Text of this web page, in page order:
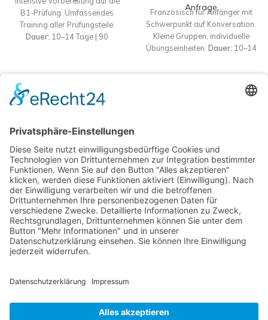
B1-Prüfung. Umfassendes
Training aller Prüfungsteile.
Dauer: 10–14 Tage | 90
Apartments imMziuri Gardens
Anfrage
Französisch für Anfänger mit
Schwerpunkt auf Konversation.
Kleine Gruppen, individuelle
Übungseinheiten. Dauer: 10–14
Unterkunft:Inklusive in 5★
Mziuri Gardens
Lernen Sie Sprachen einfach und effektiv im sonnigen Batumi!
Nina Franke Management International
Forsthausstraße 6, 01877 Bischofswerda
Telefon: +49 171 555 2295
service@deutsch-unter-palmen.com
MENÜ
© 2025 Nina Franke Management International | Alle Rechte